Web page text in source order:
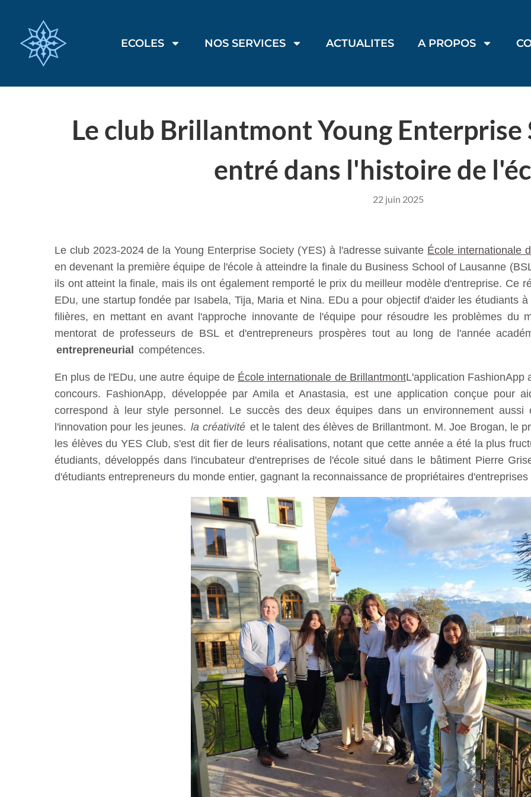
ECOLES NOS SERVICES ACTUALITES A PROPOS
Le club Brillantmont Young Enterprise
entré dans l'histoire de
22 juin 2025
Le club 2023-2024 de la Young Enterprise Society (YES) à l'adresse suivante École internationale
en devenant la première équipe de l'école à atteindre la finale du Business School of Lausanne
ils ont atteint la finale, mais ils ont également remporté le prix du meilleur modèle d'entreprise. Ce
EDu, une startup fondée par Isabela, Tija, Maria et Nina. EDu a pour objectif d'aider les étudiants
filières, en mettant en avant l'approche innovante de l'équipe pour résoudre les problèmes du
mentorat de professeurs de BSL et d'entrepreneurs prospères tout au long de l'année
entrepreneurial compétences.
En plus de l'EDu, une autre équipe de École internationale de BrillantmontL'application FashionApp
concours. FashionApp, développée par Amila et Anastasia, est une application conçue pour
correspond à leur style personnel. Le succès des deux équipes dans un environnement
l'innovation pour les jeunes. la créativité et le talent des élèves de Brillantmont. M. Joe Brogan, le
les élèves du YES Club, s'est dit fier de leurs réalisations, notant que cette année a été la plus
étudiants, développés dans l'incubateur d'entreprises de l'école situé dans le bâtiment Pierre
d'étudiants entrepreneurs du monde entier, gagnant la reconnaissance de propriétaires